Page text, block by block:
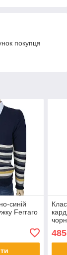
покупця
синій
Ferraro
485